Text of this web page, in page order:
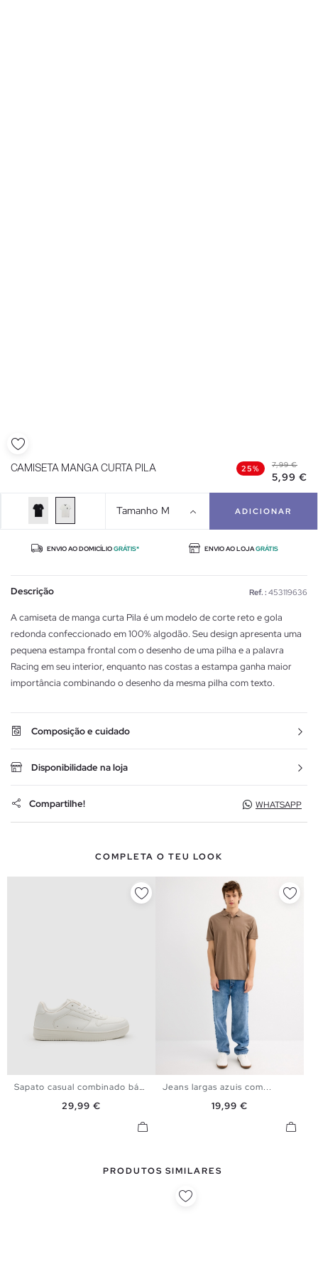
CAMISETA MANGA CURTA PILA 25% 7,99 €
5,99 €
Tamanho M ADICIONAR
ENVIO AO DOMICÍLIOGRÁTIS* ENVIO AO LOJAGRÁTIS
Descrição Ref. : 453119636
A camiseta de manga curta Pila é um modelo de corte reto e gola
redonda confeccionado em 100% algodão. Seu design apresenta uma
pequena estampa frontal com o desenho de uma pilha e a palavra
Racing em seu interior, enquanto nas costas a estampa ganha maior
importância combinando o desenho da mesma pilha com texto.
Composição e cuidado
Disponibilidade na loja
Compartilhe! WHATSAPP
COMPLETA O TEU LOOK
39 40 41 42 43
44
45
Sapato casual combinado básico
Preço
29,99 €
Jeans largas azuis com...
Preço
19,99 €
PRODUTOS SIMILARES